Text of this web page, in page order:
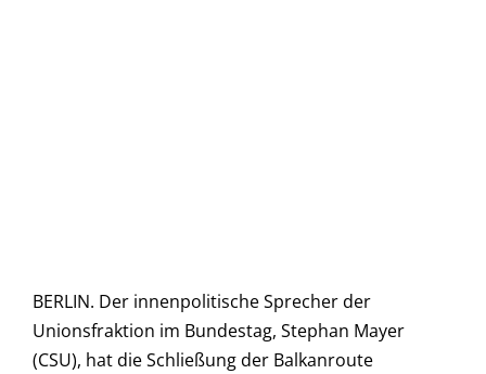
BERLIN. Der innenpolitische Sprecher der
Unionsfraktion im Bundestag, Stephan Mayer
(CSU), hat die Schließung der Balkanroute